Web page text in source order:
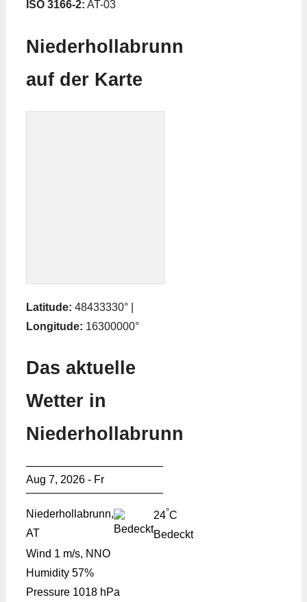
ISO 3166-2: AT-03
Niederhollabrunn
auf der Karte
Latitude: 48433330° |
Longitude: 16300000°
Das aktuelle
Wetter in
Niederhollabrunn
Aug 7, 2026 - Fr
Niederhollabrunn,
AT
24°C
Bedeckt
Wind 1 m/s, NNO
Humidity 57%
Pressure 1018 hPa